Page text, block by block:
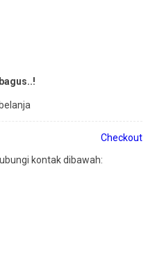
Checkout
kontak dibawah: